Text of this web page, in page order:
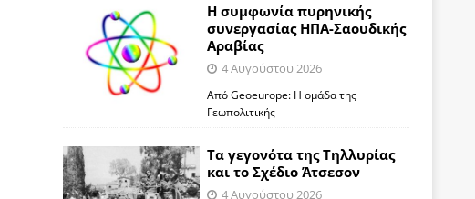
Η συμφωνία πυρηνικής
συνεργασίας ΗΠΑ-Σαουδικής
Αραβίας
4 Αυγούστου 2026
Από Geoeurope: H ομάδα της
Γεωπολιτικής
Τα γεγονότα της Τηλλυρίας
και το Σχέδιο Άτσεσον
4 Αυγούστου 2026